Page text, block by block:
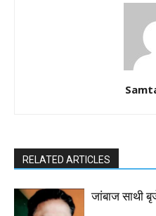
RELATED ARTICLES
जांबाज साथी